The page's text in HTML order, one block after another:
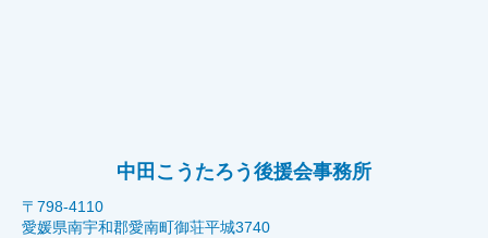
中田こうたろう後援会事務所
〒798-4110
愛媛県南宇和郡愛南町御荘平城3740